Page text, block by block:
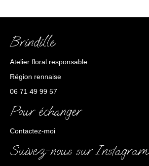
Brindille
Atelier floral responsable
Région rennaise
06 71 49 99 57
Pour échanger
Contactez-moi
Suivez-nous sur Instagram